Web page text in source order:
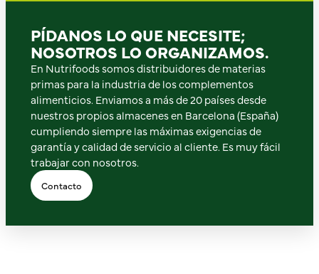
PÍDANOS LO QUE NECESITE;
NOSOTROS LO ORGANIZAMOS.
En Nutrifoods somos distribuidores de materias
primas para la industria de los complementos
alimenticios. Enviamos a más de 20 países desde
nuestros propios almacenes en Barcelona (España)
cumpliendo siempre las máximas exigencias de
garantía y calidad de servicio al cliente. Es muy fácil
trabajar con nosotros.
Contacto